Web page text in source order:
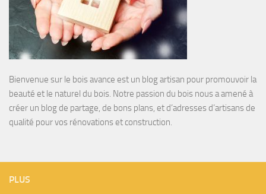
Bienvenue sur le bois avance est un blog artisan pour promouvoir la
beauté et le naturel du bois. Notre passion du bois nous a amené à
créer un blog de partage, de bons plans, et d’adresses d’artisans de
qualité pour vos rénovations et construction.
PLUS